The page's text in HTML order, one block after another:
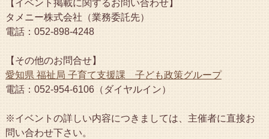
【イベント掲載に関するお問い合わせ】
タメニー株式会社（業務委託先）
電話：052-898-4248
【その他のお問合せ】
愛知県 福祉局 子育て支援課 子ども政策グループ
電話：052-954-6106（ダイヤルイン）
※イベントの詳しい内容につきましては、主催者に直接お
問い合わせ下さい。